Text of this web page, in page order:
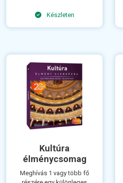
Készleten
Kultúra
élménycsomag
Meghívás 1 vagy több fő